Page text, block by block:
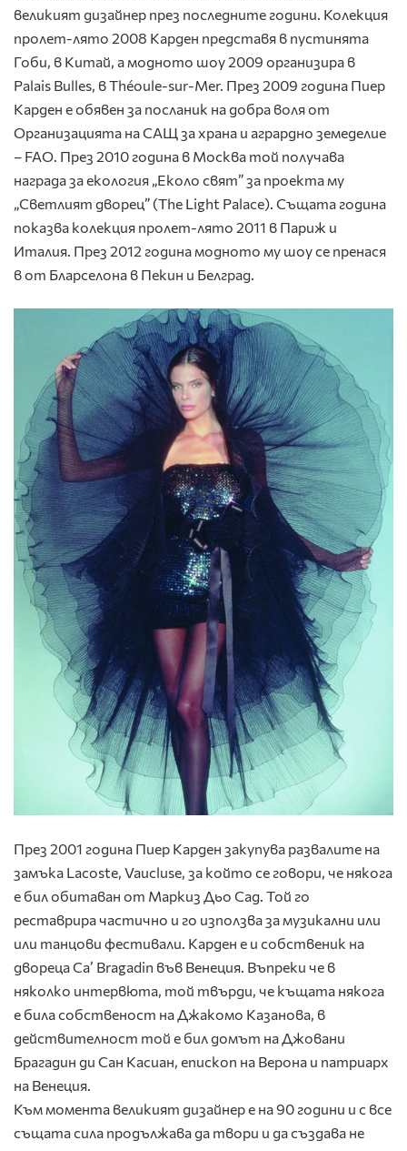
великият дизайнер през последните години. Колекция
пролет-лято 2008 Карден представя в пустинята
Гоби, в Китай, а модното шоу 2009 организира в
Palais Bulles, в Théoule-sur-Mer. През 2009 година Пиер
Карден е обявен за посланик на добра воля от
Организацията на САЩ за храна и агрардно земеделие
– FAO. През 2010 година в Москва той получава
награда за екология „Еколо свят” за проекта му
„Светлият дворец” (The Light Palace). Същата година
показва колекция пролет-лято 2011 в Париж и
Италия. През 2012 година модното му шоу се пренася
в от Бларселона в Пекин и Белград.
През 2001 година Пиер Карден закупува развалите на
замъка Lacoste, Vaucluse, за който се говори, че някога
е бил обитаван от Маркиз Дьо Сад. Той го
реставрира частично и го използва за музикални или
или танцови фестивали. Карден е и собственик на
двореца Ca’ Bragadin във Венеция. Въпреки че в
няколко интервюта, той твърди, че къщата някога
е била собственост на Джакомо Казанова, в
действителност той е бил домът на Джовани
Брагадин ди Сан Касиан, епископ на Верона и патриарх
на Венеция.
Към момента великият дизайнер е на 90 години и с все
същата сила продължава да твори и да създава не